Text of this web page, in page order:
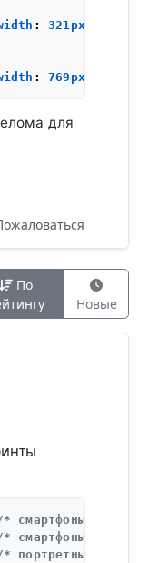
: 321px
: 769px
для
По
Новые
* смартфоны,
* смартфоны,
* портретные